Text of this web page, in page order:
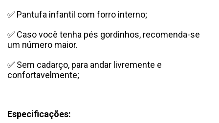
✅ Pantufa infantil com forro interno;
✅ Caso você tenha pés gordinhos, recomenda-se
um número maior.
✅ Sem cadarço, para andar livremente e
confortavelmente;
Especificações: